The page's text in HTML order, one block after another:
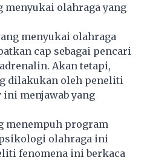
menyukai olahraga yang
menyukai olahraga
cap sebagai pencari
Akan tetapi,
dilakukan oleh peneliti
ini menjawab yang
menempuh program
olahraga ini
fenomena ini berkaca